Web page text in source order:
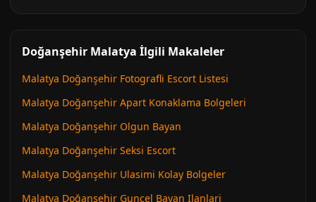
Doğanşehir Malatya İlgili Makaleler
Malatya Doğanşehir Fotografli Escort Listesi
Malatya Doğanşehir Apart Konaklama Bolgeleri
Malatya Doğanşehir Olgun Bayan
Malatya Doğanşehir Seksi Escort
Malatya Doğanşehir Ulasimi Kolay Bolgeler
Malatya Doğanşehir Guncel Bayan Ilanlari